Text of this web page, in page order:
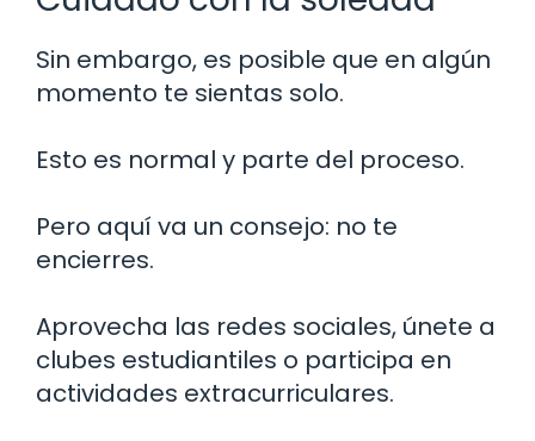
Sin embargo, es posible que en algún
momento te sientas solo.
Esto es normal y parte del proceso.
Pero aquí va un consejo: no te
encierres.
Aprovecha las redes sociales, únete a
clubes estudiantiles o participa en
actividades extracurriculares.